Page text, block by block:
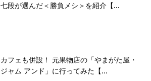
七段が選んだ＜勝負メシ＞を紹介【...
カフェも併設！ 元果物店の「やまがた屋・
ジャム アンド」に行ってみた【...